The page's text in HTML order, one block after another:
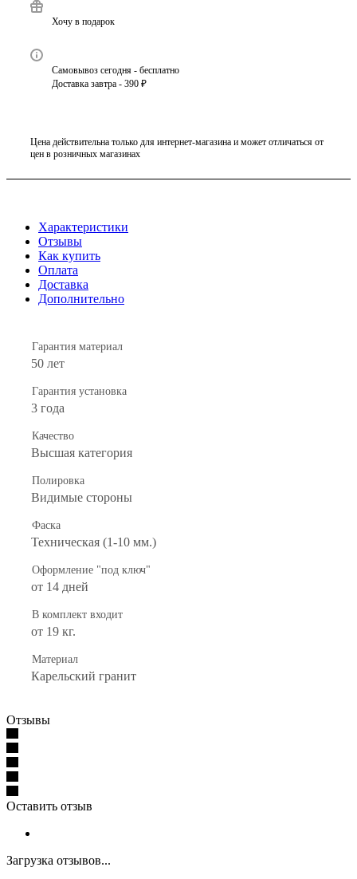
Хочу в подарок
Самовывоз сегодня - бесплатно
Доставка завтра - 390 ₽
Цена действительна только для интернет-магазина и может отличаться от
цен в розничных магазинах
Характеристики
Отзывы
Как купить
Оплата
Доставка
Дополнительно
Гарантия материал
50 лет
Гарантия установка
3 года
Качество
Высшая категория
Полировка
Видимые стороны
Фаска
Техническая (1-10 мм.)
Оформление "под ключ"
от 14 дней
В комплект входит
от 19 кг.
Материал
Карельский гранит
Отзывы
Оставить отзыв
Загрузка отзывов...